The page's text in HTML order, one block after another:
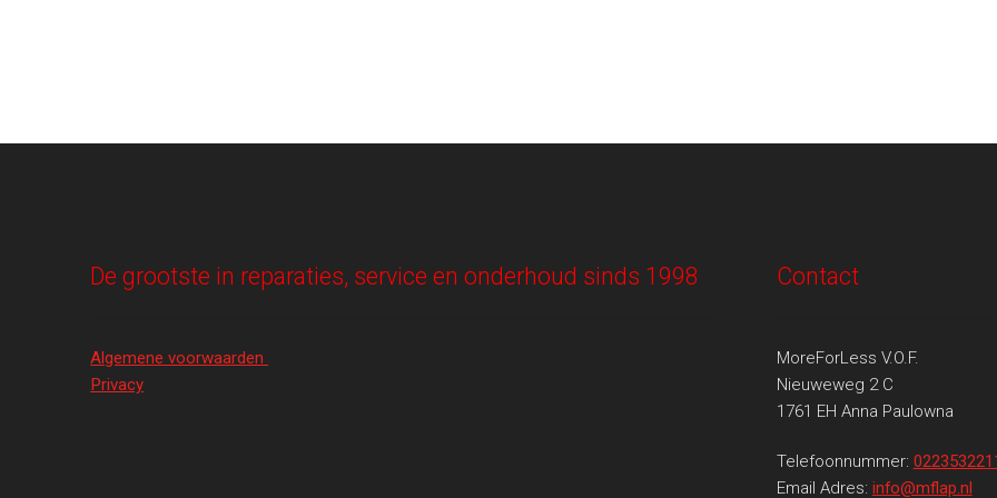
De grootste in reparaties, service en onderhoud sinds 1998
Algemene voorwaarden
Privacy
Contact
MoreForLess V.O.F.
Nieuweweg 2 C
1761 EH Anna Paulowna
Telefoonnummer:
Email Adres: info@mflap.nl